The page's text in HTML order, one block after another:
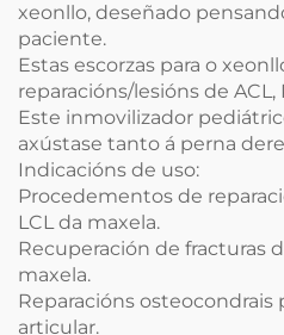
xeonllo, deseñado
paciente.
Estas escorzas para o
reparacións/lesións de ACL,
Este inmovilizador
axústase tanto á perna
Indicacións de uso:
Procedementos de
LCL da maxela.
Recuperación de fracturas
maxela.
Reparacións osteocondrais
articular.